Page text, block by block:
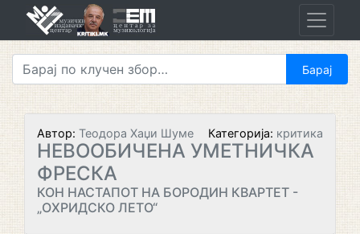
Автор: Теодора Хаџи Шуме Категорија: критика
НЕВООБИЧЕНА УМЕТНИЧКА
ФРЕСКА
КОН НАСТАПОТ НА БОРОДИН КВАРТЕТ -
„ОХРИДСКО ЛЕТО“